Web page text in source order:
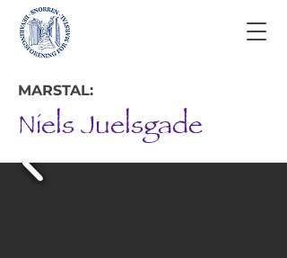
MARSTAL:
Niels Juelsgade